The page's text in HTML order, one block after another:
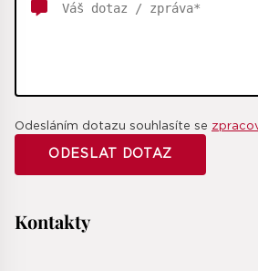
Odesláním dotazu souhlasíte se
Kontakty